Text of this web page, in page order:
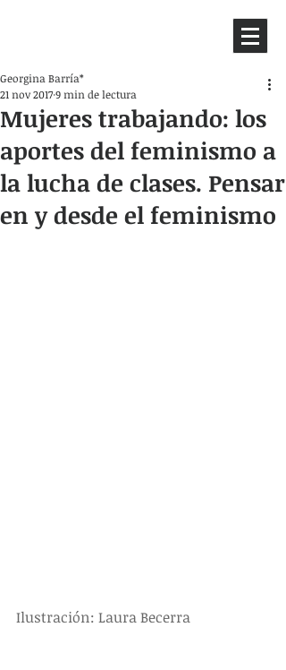
Mujeres trabajando: los
aportes del feminismo a
la lucha de clases. Pensar
en y desde el feminismo
Georgina Barría*
21 nov 20179 min de lectura
Ilustración: Laura Becerra